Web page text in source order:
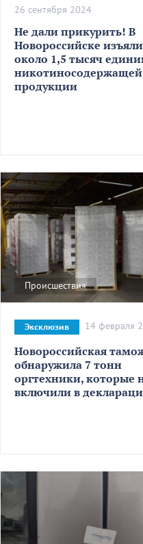
Не дали прикурить! В
Новороссийске изъяли
около 1,5 тысяч
никотиносодержащей
продукции
26 сентября 2024
Происшествия
Новороссийская
обнаружила 7 тонн
оргтехники, которые
включили в
Эксклюзив 14 февраля